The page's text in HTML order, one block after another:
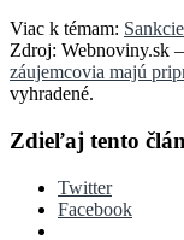
Viac k témam:
Zdroj: Webnoviny.sk –
záujemcovia majú
vyhradené.
Zdieľaj tento
Twitter
Facebook